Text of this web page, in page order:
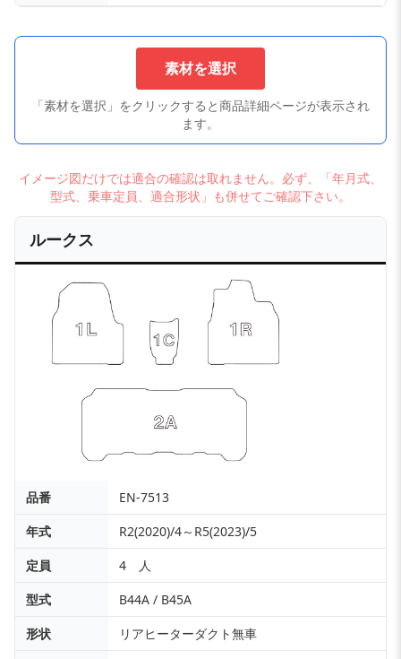
素材を選択
「素材を選択」をクリックすると商品詳細ページが表示され
ます。
イメージ図だけでは適合の確認は取れません。必ず、「年月式、
型式、乗車定員、適合形状」も併せてご確認下さい。
ルークス
品番
EN-7513
年式
R2(2020)/4～R5(2023)/5
定員
4 人
型式
B44A / B45A
形状
リアヒーターダクト無車